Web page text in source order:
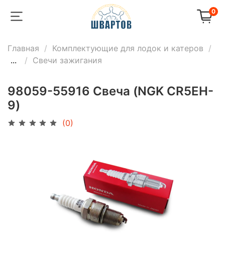
0
Главная
Комплектующие для лодок и катеров
...
Свечи зажигания
98059-55916 Свеча (NGK CR5EH-
9)
(0)